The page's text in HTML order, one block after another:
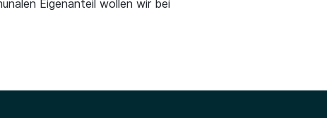
Eigenanteil wollen wir bei